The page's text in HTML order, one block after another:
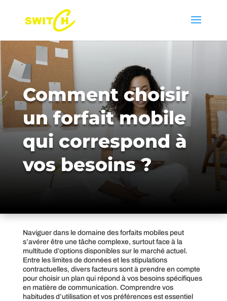
Comment choisir
un forfait mobile
qui correspond à
vos besoins ?
Naviguer dans le domaine des forfaits mobiles peut
s’avérer être une tâche complexe, surtout face à la
multitude d’options disponibles sur le marché actuel.
Entre les limites de données et les stipulations
contractuelles, divers facteurs sont à prendre en compte
pour choisir un plan qui répond à vos besoins spécifiques
en matière de communication. Comprendre vos
habitudes d’utilisation et vos préférences est essentiel